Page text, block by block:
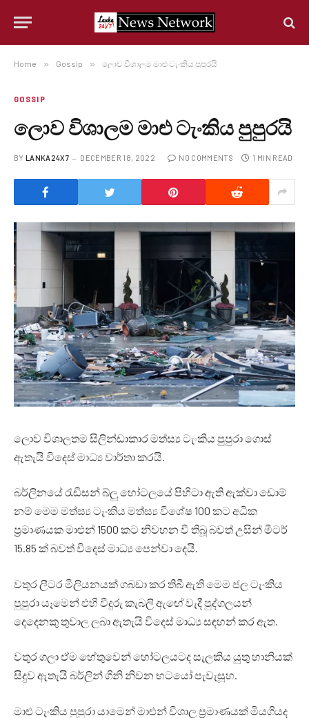
Home » Gossip » ලොව විශාලම මාළු ටැංකිය පුපුරයි
GOSSIP
ලොව විශාලම මාළු ටැංකිය පුපුරයි
BY LANKA24X7 DECEMBER 18, 2022 NO COMMENTS 1 MIN READ
ලොව විශාලතම සිලින්ඩාකාර මත්ස්‍ය ටැංකිය පුපුරා ගොස්
ඇතැයි විදෙස් මාධ්‍ය වාර්තා කරයි.
බර්ලිනයේ රැඩිසන් බ්ලු හෝටලයේ පිහිටා ඇති ඇක්වා ඩොම්
නම් මෙම මත්ස්‍ය ටැංකිය මත්ස්‍ය විශේෂ 100 කට අධික
ප්‍රමාණයක මාළුන් 1500 කට නිවහන වී තිබූ බවත් උසින් මීටර්
15.85 ක් බවත් විදෙස් මාධ්‍ය පෙන්වා දෙයි.
වතුර ලීටර මිලියනයක් ගබඩා කර තිබී ඇති මෙම ජල ටැංකිය
පුපුරා යෑමෙන් එහි වීදුරු කැබලි ඇඟේ වැදී පුද්ගලයන්
දෙදෙනකු තුවාල ලබා ඇතැයි විදෙස් මාධ්‍ය සඳහන් කර ඇත.
වතුර ගලා ඒම හේතුවෙන් හෝටලයටද සැලකිය යුතු හානියක්
සිදුව ඇතැයි බර්ලින් ගිනි නිවන භටයෝ පැවැසූහ.
මාළු ටැංකිය පුපුරා යාමෙන් මාළුන් විශාල ප්‍රමාණයක් මියගියද